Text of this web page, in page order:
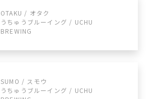
OTAKU / オタク
うちゅうブルーイング / UCHU
BREWING
SUMO / スモウ
うちゅうブルーイング / UCHU